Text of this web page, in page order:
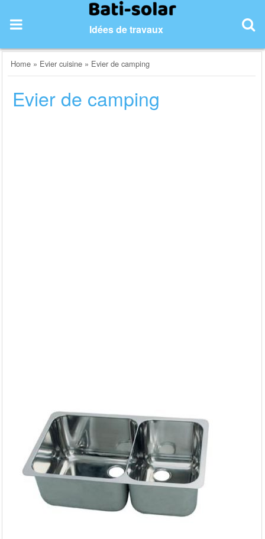
content
Idées de travaux
Home » Evier cuisine » Evier de camping
Evier de camping